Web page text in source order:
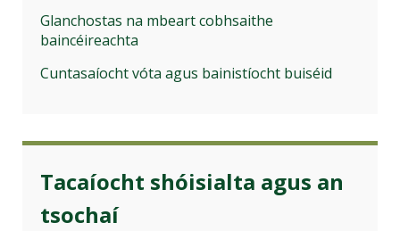
Glanchostas na mbeart cobhsaithe
baincéireachta
Cuntasaíocht vóta agus bainistíocht buiséid
Tacaíocht shóisialta agus an
tsochaí